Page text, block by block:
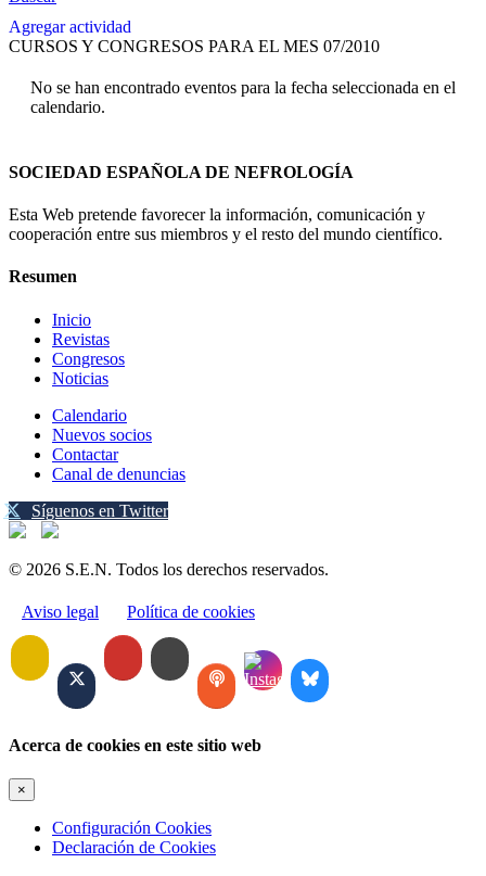
Agregar actividad
CURSOS Y CONGRESOS PARA EL MES 07/2010
No se han encontrado eventos para la fecha seleccionada en el
calendario.
SOCIEDAD ESPAÑOLA DE NEFROLOGÍA
Esta Web pretende favorecer la información, comunicación y
cooperación entre sus miembros y el resto del mundo científico.
Resumen
Inicio
Revistas
Congresos
Noticias
Calendario
Nuevos socios
Contactar
Canal de denuncias
Síguenos en Twitter
© 2026 S.E.N. Todos los derechos reservados.
Aviso legal Política de cookies
Acerca de cookies en este sitio web
×
Configuración Cookies
Declaración de Cookies